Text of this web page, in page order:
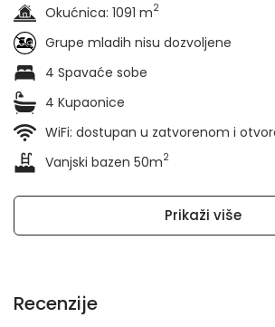
Okućnica: 1091 m2
Grupe mladih nisu dozvoljene
4 Spavaće sobe
4 Kupaonice
WiFi: dostupan u zatvorenom i
Vanjski bazen 50m2
Prikaži više
Recenzije